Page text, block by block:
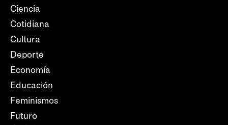
Ciencia
Cotidiana
Cultura
Deporte
Economía
Educación
Feminismos
Futuro